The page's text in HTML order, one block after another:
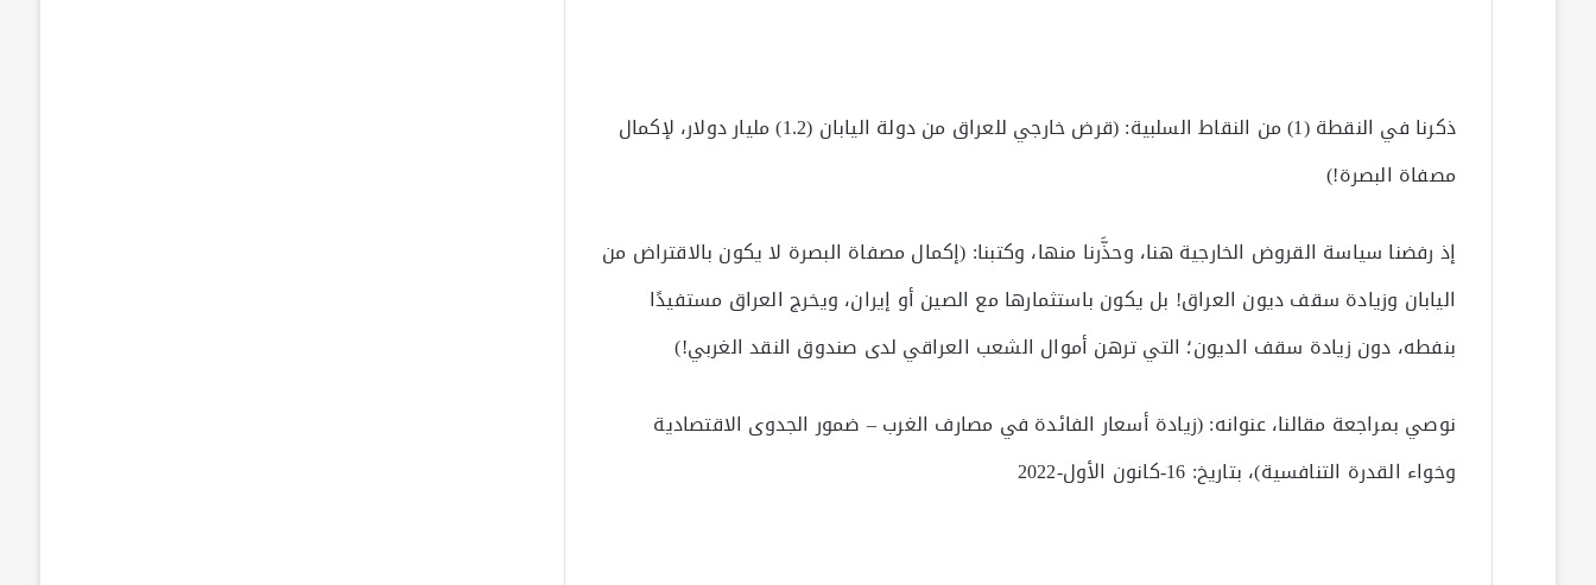
ذكرنا في النقطة (1) من النقاط السلبية: (قرض خارجي للعراق من دولة اليابان (1.2) مليار دولار، لإكمال
مصفاة البصرة!)
إذ رفضنا سياسة القروض الخارجية هنا، وحذَّرنا منها، وكتبنا: (إكمال مصفاة البصرة لا يكون بالاقتراض من
اليابان وزيادة سقف ديون العراق! بل يكون باستثمارها مع الصين أو إيران، ويخرج العراق مستفيدًا
بنفطه، دون زيادة سقف الديون؛ التي ترهن أموال الشعب العراقي لدى صندوق النقد الغربي!)
نوصي بمراجعة مقالنا، عنوانه: (زيادة أسعار الفائدة في مصارف الغرب – ضمور الجدوى الاقتصادية
وخواء القدرة التنافسية)، بتاريخ: 16-كانون الأول-2022